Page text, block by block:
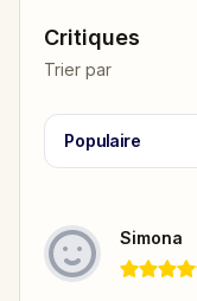
Critiques
Trier par
Populaire
Simona